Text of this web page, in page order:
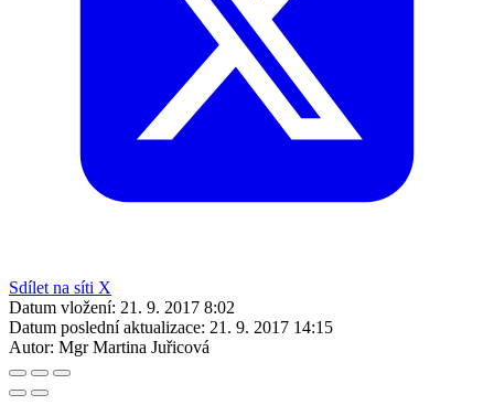
Sdílet na síti X
Datum vložení: 21. 9. 2017 8:02
Datum poslední aktualizace: 21. 9. 2017 14:15
Autor: Mgr Martina Juřicová